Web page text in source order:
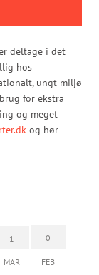
deltage i det
hos
ungt miljø
for ekstra
og meget
og hør
1
MAR
0
FEB